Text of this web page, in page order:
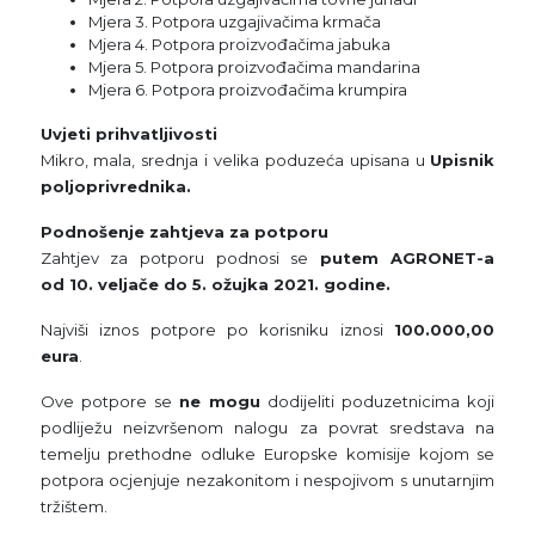
Mjera 3. Potpora uzgajivačima krmača
Mjera 4. Potpora proizvođačima jabuka
Mjera 5. Potpora proizvođačima mandarina
Mjera 6. Potpora proizvođačima krumpira
Uvjeti prihvatljivosti
Mikro, mala, srednja i velika poduzeća upisana u Upisnik
poljoprivrednika.
Podnošenje zahtjeva za potporu
Zahtjev za potporu podnosi se putem AGRONET-a
od 10. veljače do 5. ožujka 2021. godine.
Najviši iznos potpore po korisniku iznosi 100.000,00
eura
Ove potpore se ne mogu dodijeliti poduzetnicima koji
podliježu neizvršenom nalogu za povrat sredstava na
temelju prethodne odluke Europske komisije kojom se
potpora ocjenjuje nezakonitom i nespojivom s unutarnjim
tržištem.